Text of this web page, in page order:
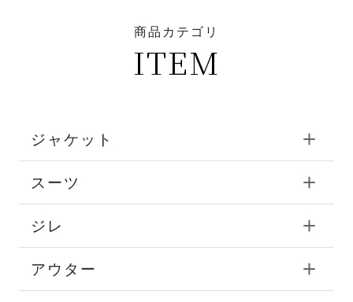
商品カテゴリ
ITEM
ジャケット
スーツ
ジレ
アウター